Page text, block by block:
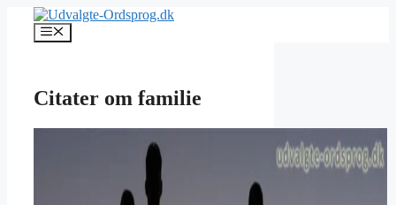
indhold
Menu
Citater om familie